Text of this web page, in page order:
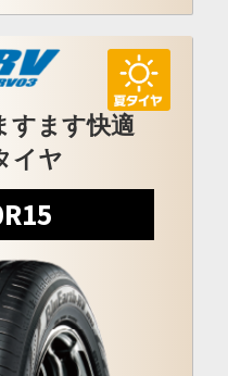
すます快適
イヤ